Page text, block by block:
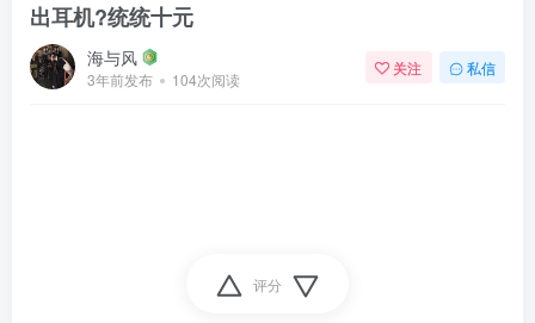
出耳机?统统十元
海与风
3年前发布 104次阅读
关注 私信
评分